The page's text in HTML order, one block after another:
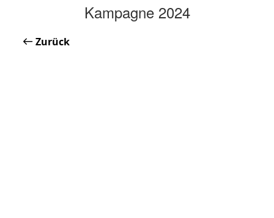
Kampagne 2024
Zurück